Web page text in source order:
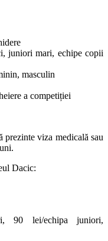
juniori mari, echipe copii
masculin
a competiției
viza medicală sau
Dacic:
90 lei/echipa juniori,